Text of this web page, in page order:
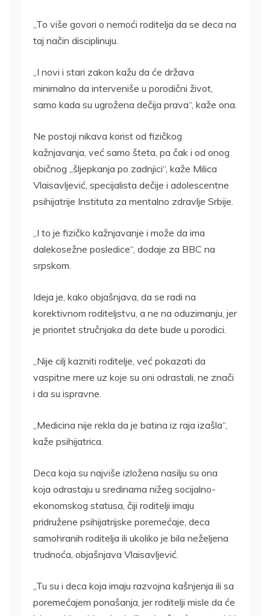
„To više govori o nemoći roditelja da se deca na
taj način disciplinuju.
„I novi i stari zakon kažu da će država
minimalno da interveniše u porodični život,
samo kada su ugrožena dečija prava“, kaže ona.
Ne postoji nikava korist od fizičkog
kažnjavanja, već samo šteta, pa čak i od onog
običnog „šljepkanja po zadnjici“, kaže Milica
Vlaisavljević, specijalista dečije i adolescentne
psihijatrije Instituta za mentalno zdravlje Srbije.
„I to je fizičko kažnjavanje i može da ima
dalekosežne posledice“, dodaje za BBC na
srpskom.
Ideja je, kako objašnjava, da se radi na
korektivnom roditeljstvu, a ne na oduzimanju, jer
je prioritet stručnjaka da dete bude u porodici.
„Nije cilj kazniti roditelje, već pokazati da
vaspitne mere uz koje su oni odrastali, ne znači
i da su ispravne.
„Medicina nije rekla da je batina iz raja izašla“,
kaže psihijatrica.
Deca koja su najviše izložena nasilju su ona
koja odrastaju u sredinama nižeg socijalno-
ekonomskog statusa, čiji roditelji imaju
pridružene psihijatrijske poremećaje, deca
samohranih roditelja ili ukoliko je bila neželjena
trudnoća, objašnjava Vlaisavljević.
„Tu su i deca koja imaju razvojna kašnjenja ili sa
poremećajem ponašanja, jer roditelji misle da će